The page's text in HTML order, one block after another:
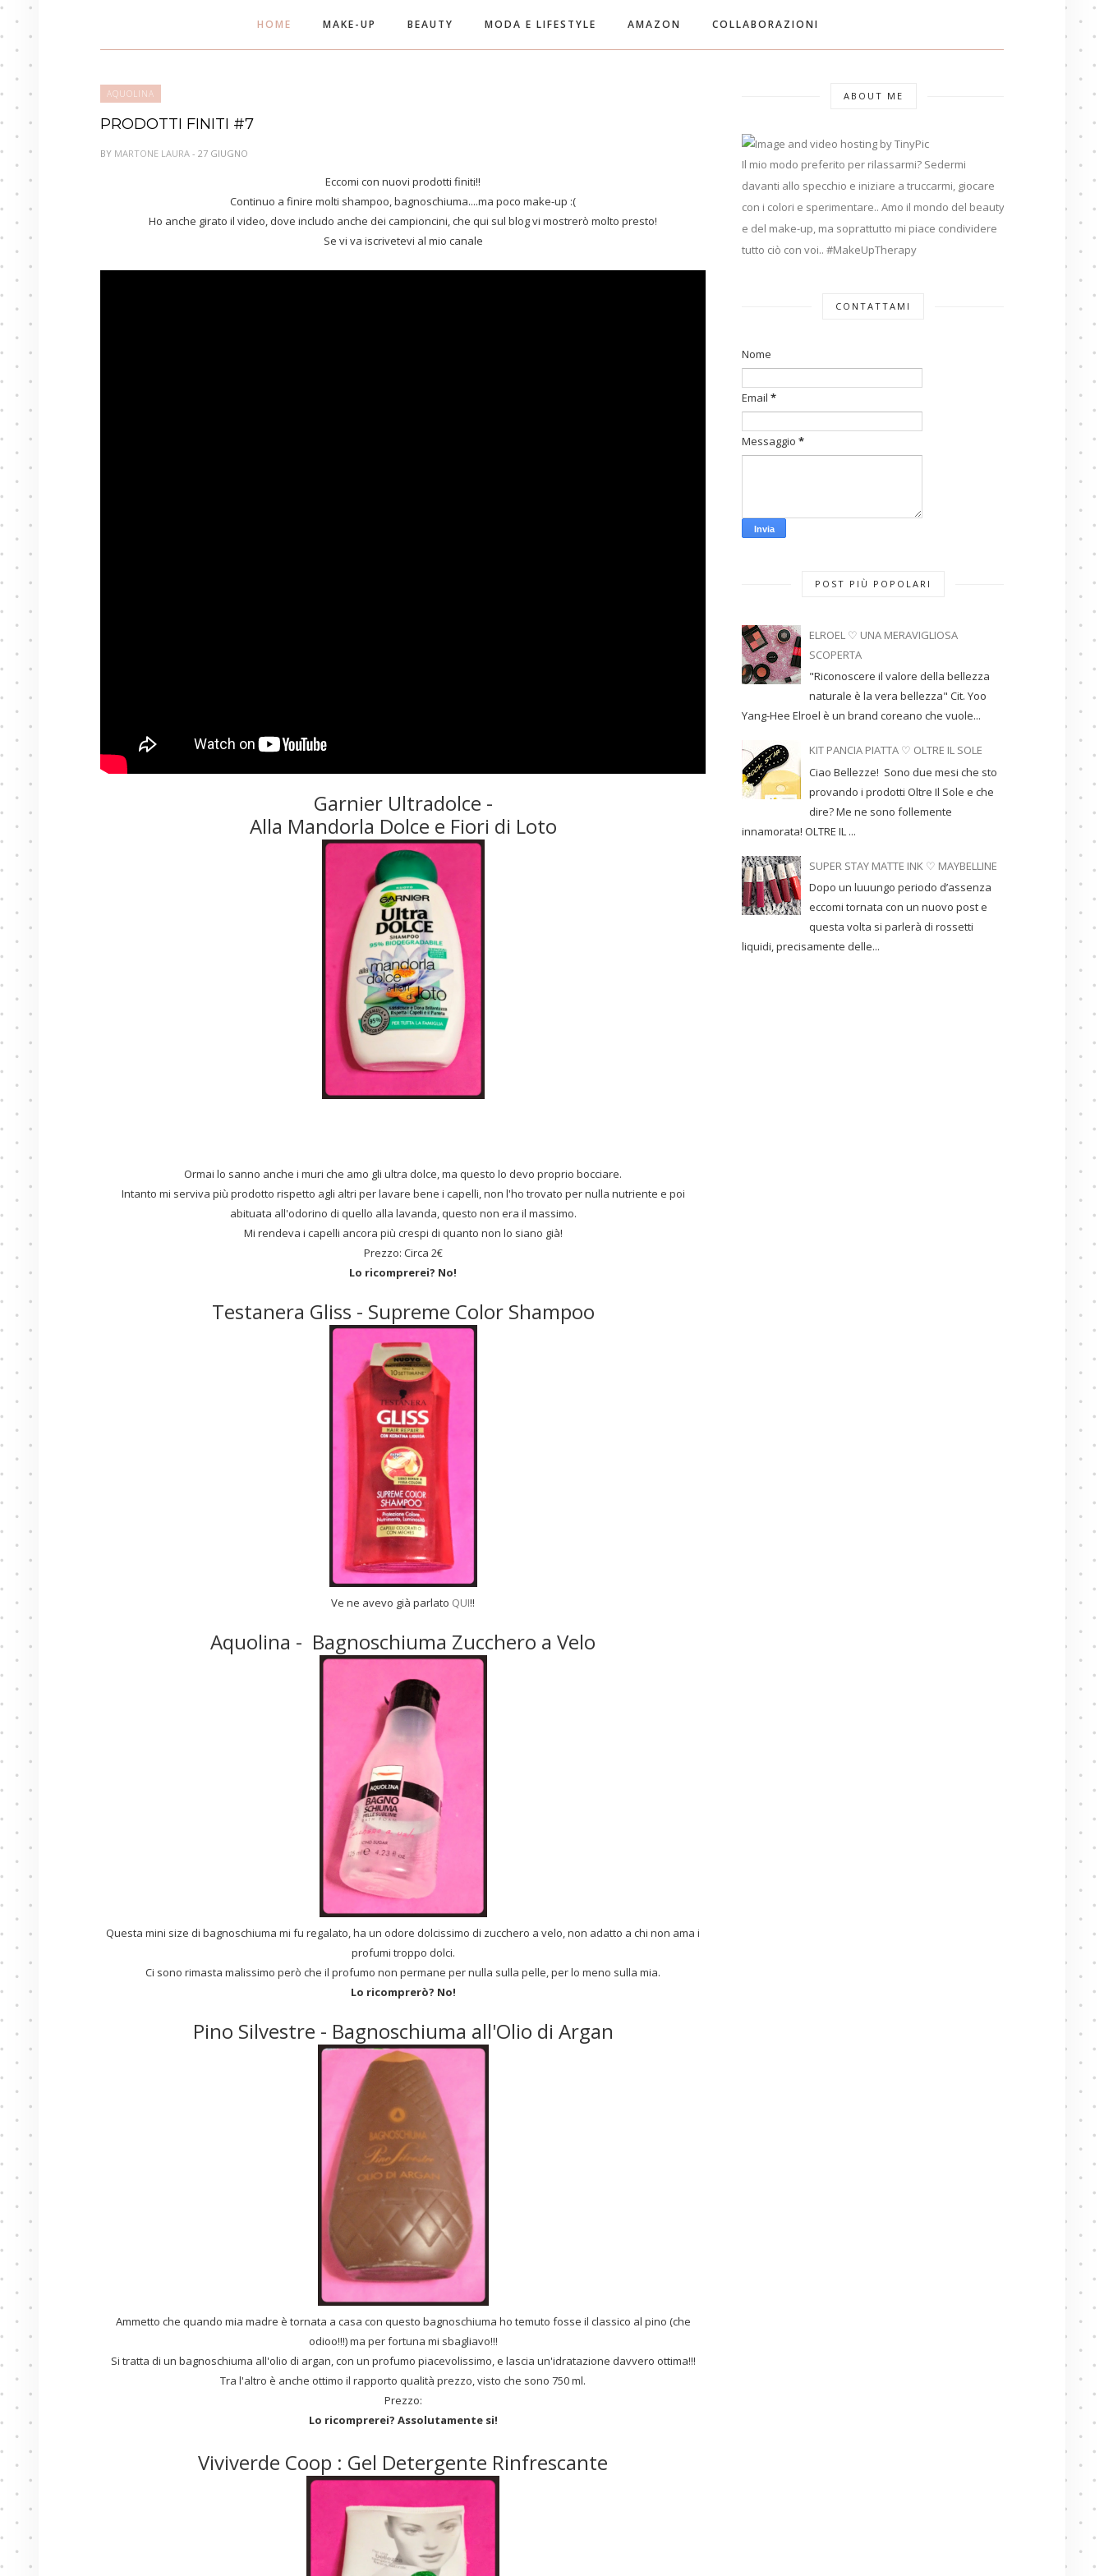
HOME MAKE-UP BEAUTY MODA E LIFESTYLE AMAZON COLLABORAZIONI
AQUOLINA
PRODOTTI FINITI #7
BY MARTONE LAURA - 27 GIUGNO
Eccomi con nuovi prodotti finiti!!
Continuo a finire molti shampoo, bagnoschiuma....ma poco make-up :(
Ho anche girato il video, dove includo anche dei campioncini, che qui sul blog vi mostrerò molto presto!
Se vi va iscrivetevi al mio canale
Garnier Ultradolce -
Alla Mandorla Dolce e Fiori di Loto
Ormai lo sanno anche i muri che amo gli ultra dolce, ma questo lo devo proprio bocciare.
Intanto mi serviva più prodotto rispetto agli altri per lavare bene i capelli, non l'ho trovato per nulla nutriente e poi
abituata all'odorino di quello alla lavanda, questo non era il massimo.
Mi rendeva i capelli ancora più crespi di quanto non lo siano già!
Prezzo: Circa 2€
Lo ricomprerei? No!
Testanera Gliss - Supreme Color Shampoo
Ve ne avevo già parlato QUI!!
Aquolina - Bagnoschiuma Zucchero a Velo
Questa mini size di bagnoschiuma mi fu regalato, ha un odore dolcissimo di zucchero a velo, non adatto a chi non ama i
profumi troppo dolci.
Ci sono rimasta malissimo però che il profumo non permane per nulla sulla pelle, per lo meno sulla mia.
Lo ricomprerò? No!
Pino Silvestre - Bagnoschiuma all'Olio di Argan
Ammetto che quando mia madre è tornata a casa con questo bagnoschiuma ho temuto fosse il classico al pino (che
odioo!!!) ma per fortuna mi sbagliavo!!!
Si tratta di un bagnoschiuma all'olio di argan, con un profumo piacevolissimo, e lascia un'idratazione davvero ottima!!!
Tra l'altro è anche ottimo il rapporto qualità prezzo, visto che sono 750 ml.
Prezzo:
Lo ricomprerei? Assolutamente si!
Viviverde Coop : Gel Detergente Rinfrescante
ABOUT ME
Il mio modo preferito per rilassarmi? Sedermi
davanti allo specchio e iniziare a truccarmi, giocare
con i colori e sperimentare.. Amo il mondo del beauty
e del make-up, ma soprattutto mi piace condividere
tutto ciò con voi.. #MakeUpTherapy
CONTATTAMI
Nome
Email *
Messaggio *
POST PIÙ POPOLARI
ELROEL ♡ UNA MERAVIGLIOSA
SCOPERTA
"Riconoscere il valore della bellezza
naturale è la vera bellezza" Cit. Yoo
Yang-Hee Elroel è un brand coreano che vuole...
KIT PANCIA PIATTA ♡ OLTRE IL SOLE
Ciao Bellezze! Sono due mesi che sto
provando i prodotti Oltre Il Sole e che
dire? Me ne sono follemente
innamorata! OLTRE IL ...
SUPER STAY MATTE INK ♡ MAYBELLINE
Dopo un luuungo periodo d’assenza
eccomi tornata con un nuovo post e
questa volta si parlerà di rossetti
liquidi, precisamente delle...